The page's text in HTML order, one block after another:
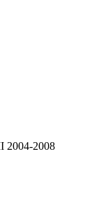
2004-2008